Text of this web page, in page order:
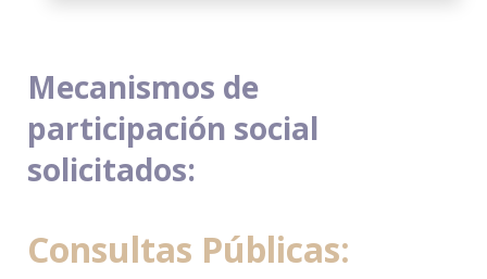
Mecanismos de
participación social
solicitados:
Consultas Públicas: